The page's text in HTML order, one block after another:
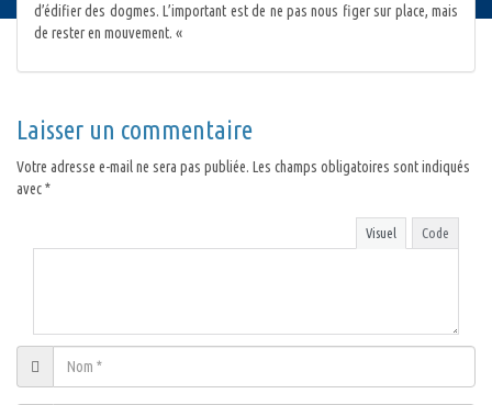
d’édifier des dogmes. L’important est de ne pas nous figer sur place, mais
de rester en mouvement. «
Laisser un commentaire
Votre adresse e-mail ne sera pas publiée. Les champs obligatoires sont indiqués
avec*
Visuel Code